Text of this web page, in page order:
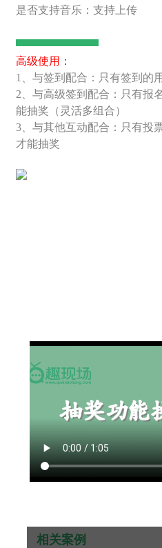
是否支持音乐：支持上传
高级使用：
1、与签到配合：只有签到的
2、与高级签到配合：只有报
能抽奖（灵活多组合）
3、与其他互动配合：只有投
才能抽奖
相关案例